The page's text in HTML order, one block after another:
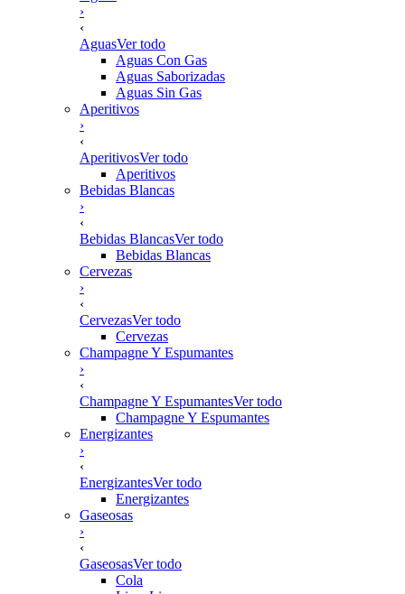
›
‹
AguasVer todo
Aguas Con Gas
Aguas Saborizadas
Aguas Sin Gas
Aperitivos
›
‹
AperitivosVer todo
Aperitivos
Bebidas Blancas
›
‹
Bebidas BlancasVer todo
Bebidas Blancas
Cervezas
›
‹
CervezasVer todo
Cervezas
Champagne Y Espumantes
›
‹
Champagne Y EspumantesVer todo
Champagne Y Espumantes
Energizantes
›
‹
EnergizantesVer todo
Energizantes
Gaseosas
›
‹
GaseosasVer todo
Cola